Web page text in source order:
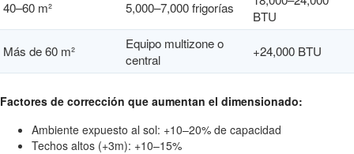
40–60 m² 5,000–7,000 frigorías
BTU
Más de 60 m²
Equipo multizone o
central
+24,000 BTU
Factores de corrección que aumentan el dimensionado:
Ambiente expuesto al sol: +10–20% de capacidad
Techos altos (+3m): +10–15%